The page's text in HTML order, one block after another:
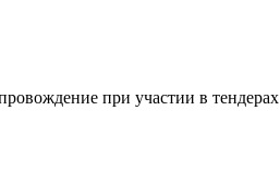
при участии в тендерах